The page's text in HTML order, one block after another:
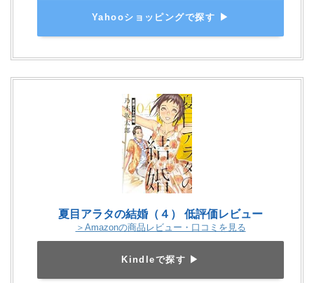
Yahooショッピングで探す ▶
夏目アラタの結婚（４） 低評価レビュー
＞Amazonの商品レビュー・口コミを見る
Kindleで探す ▶